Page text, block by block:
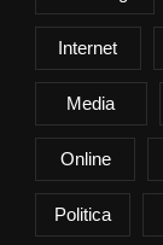
Internet
Media
Online
Politica